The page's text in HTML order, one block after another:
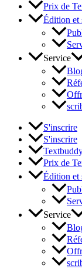
Prix de
Édition et
Service
S'inscrire
S'inscrire
Prix de
Édition et
Service